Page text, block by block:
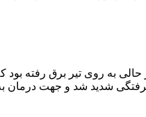
حالی به روی تیر برق رفته